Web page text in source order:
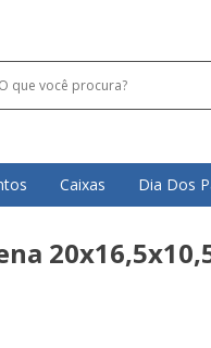
Caixas Dia Dos